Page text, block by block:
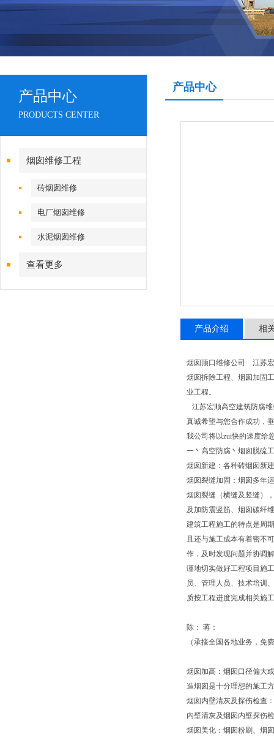
产品中心
PRODUCTS CENTER
烟囱维修工程
砖烟囱维修
电厂烟囱维修
水泥烟囱维修
查看更多
产品中心
产品介绍 相
烟囱顶口维修公司 江苏宏
烟囱拆除工程、烟囱加固
业工程。
江苏宏顺高空建筑防腐
真诚希望与您合作成功，
我公司将以zui快的速度给
一丶高空防腐丶烟囱脱硫
烟囱新建：各种砖烟囱新
烟囱裂缝加固：烟囱多年
烟囱裂缝（横缝及竖缝）
及加防震竖筋、烟囱碳纤
建筑工程施工的特点是周
且还与施工成本有着密不
作，及时发现问题并协调
谨地切实做好工程项目施
员、管理人员、技术培训
质按工程进度完成相关施
陈： 蒋：
（承接全国各地业务，免
烟囱加高：烟囱口径偏大
造烟囱是十分理想的施工
烟囱内壁清灰及探伤检查
内壁清灰及烟囱内壁探伤
烟囱美化：烟囱粉刷、烟